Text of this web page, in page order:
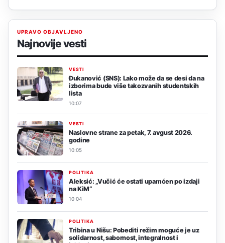
UPRAVO OBJAVLJENO
Najnovije vesti
VESTI
Đukanović (SNS): Lako može da se desi da na
izborima bude više takozvanih studentskih
lista
10:07
VESTI
Naslovne strane za petak, 7. avgust 2026.
godine
10:05
POLITIKA
Aleksić: „Vučić će ostati upamćen po izdaji
na KiM“
10:04
POLITIKA
Tribina u Nišu: Pobediti režim moguće je uz
solidarnost, sabornost, integralnost i